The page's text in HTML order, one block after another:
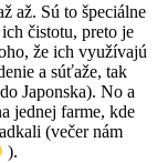
až. Sú to špeciálne
čistotu, preto je
že ich využívajú
a súťaže, tak
Japonska). No a
jednej farme, kde
(večer nám
).